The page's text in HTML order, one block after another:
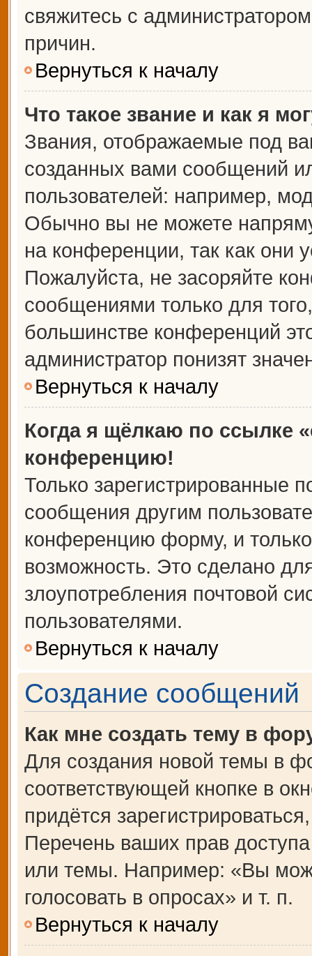
свяжитесь с
причин.
Вернуться к началу
Что такое звание и как я
Звания, отображаемые под
созданных вами сообщений
пользователей: например,
Обычно вы не можете
на конференции, так как они
Пожалуйста, не засоряйте
сообщениями только для
большинстве конференций
администратор понизят
Вернуться к началу
Когда я щёлкаю по ссылке
конференцию!
Только зарегистрированные
сообщения другим
конференцию форму, и
возможность. Это сделано
злоупотребления почтовой
пользователями.
Вернуться к началу
Создание сообщений
Как мне создать тему в
Для создания новой темы в
соответствующей кнопке в
придётся
Перечень ваших прав
или темы. Например: «Вы
голосовать в опросах» и т. п.
Вернуться к началу